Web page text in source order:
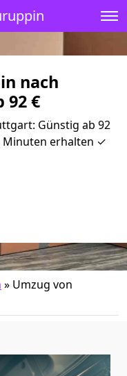
nach
92 €
Günstig ab 92
Minuten erhalten ✓
» Umzug von